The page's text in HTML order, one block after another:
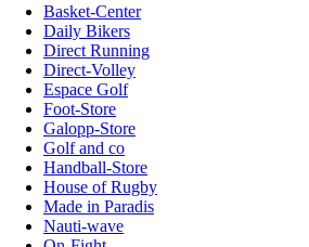
Basket-Center
Daily Bikers
Direct Running
Direct-Volley
Espace Golf
Foot-Store
Galopp-Store
Golf and co
Handball-Store
House of Rugby
Made in Paradis
Nauti-wave